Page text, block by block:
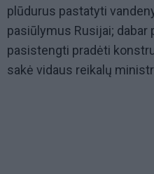
plūdurus pastatyti
pasiūlymus Rusijai; dabar
pasistengti pradėti
sakė vidaus reikalų